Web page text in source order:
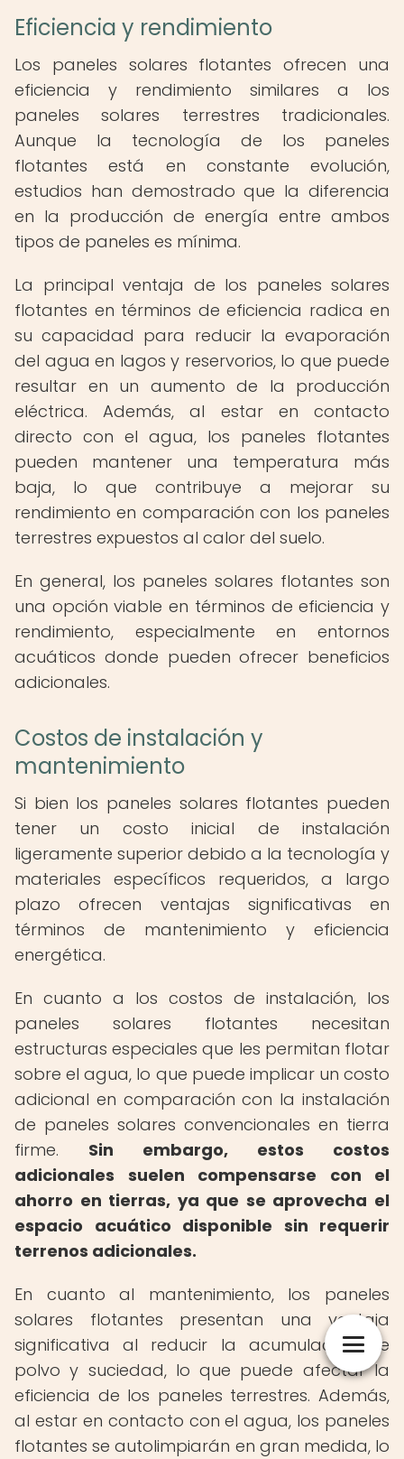
Eficiencia y rendimiento
Los paneles solares flotantes ofrecen una
eficiencia y rendimiento similares a los
paneles solares terrestres tradicionales.
Aunque la tecnología de los paneles
flotantes está en constante evolución,
estudios han demostrado que la diferencia
en la producción de energía entre ambos
tipos de paneles es mínima.
La principal ventaja de los paneles solares
flotantes en términos de eficiencia radica en
su capacidad para reducir la evaporación
del agua en lagos y reservorios, lo que puede
resultar en un aumento de la producción
eléctrica. Además, al estar en contacto
directo con el agua, los paneles flotantes
pueden mantener una temperatura más
baja, lo que contribuye a mejorar su
rendimiento en comparación con los paneles
terrestres expuestos al calor del suelo.
En general, los paneles solares flotantes son
una opción viable en términos de eficiencia y
rendimiento, especialmente en entornos
acuáticos donde pueden ofrecer beneficios
adicionales.
Costos de instalación y
mantenimiento
Si bien los paneles solares flotantes pueden
tener un costo inicial de instalación
ligeramente superior debido a la tecnología y
materiales específicos requeridos, a largo
plazo ofrecen ventajas significativas en
términos de mantenimiento y eficiencia
energética.
En cuanto a los costos de instalación, los
paneles solares flotantes necesitan
estructuras especiales que les permitan flotar
sobre el agua, lo que puede implicar un costo
adicional en comparación con la instalación
de paneles solares convencionales en tierra
firme. Sin embargo, estos costos
adicionales suelen compensarse con el
ahorro en tierras, ya que se aprovecha el
espacio acuático disponible sin requerir
terrenos adicionales.
En cuanto al mantenimiento, los paneles
solares flotantes presentan una ventaja
significativa al reducir la acumulación de
polvo y suciedad, lo que puede afectar la
eficiencia de los paneles terrestres. Además,
al estar en contacto con el agua, los paneles
flotantes se autolimpiarán en gran medida, lo